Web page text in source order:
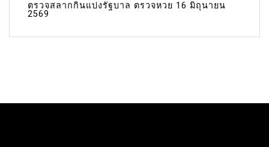
ตรวจสลากกินแบ่งรัฐบาล ตรวจหวย 16 มิถุนายน
2569